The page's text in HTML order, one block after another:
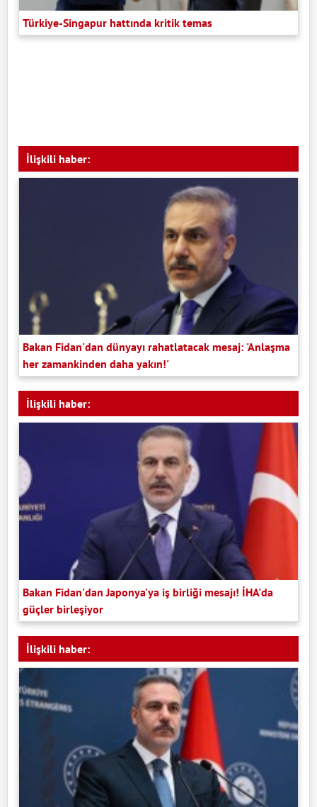
Türkiye-Singapur hattında kritik temas
İlişkili haber:
Bakan Fidan'dan dünyayı rahatlatacak mesaj: 'Anlaşma
her zamankinden daha yakın!'
İlişkili haber:
Bakan Fidan'dan Japonya'ya iş birliği mesajı! İHA'da
güçler birleşiyor
İlişkili haber: